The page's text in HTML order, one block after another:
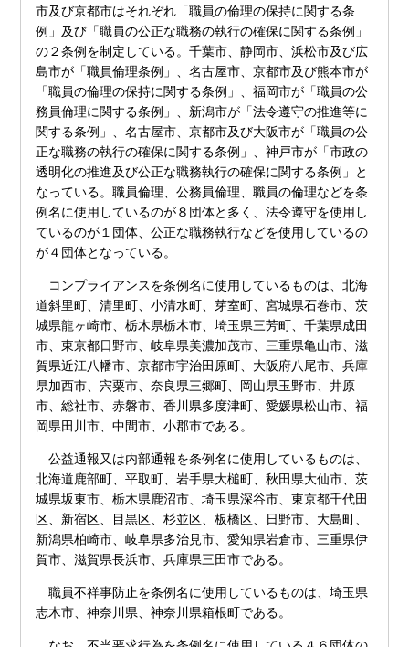
市及び京都市はそれぞれ「職員の倫理の保持に関する条
例」及び「職員の公正な職務の執行の確保に関する条例」
の２条例を制定している。千葉市、静岡市、浜松市及び広
島市が「職員倫理条例」、名古屋市、京都市及び熊本市が
「職員の倫理の保持に関する条例」、福岡市が「職員の公
務員倫理に関する条例」、新潟市が「法令遵守の推進等に
関する条例」、名古屋市、京都市及び大阪市が「職員の公
正な職務の執行の確保に関する条例」、神戸市が「市政の
透明化の推進及び公正な職務執行の確保に関する条例」と
なっている。職員倫理、公務員倫理、職員の倫理などを条
例名に使用しているのが８団体と多く、法令遵守を使用し
ているのが１団体、公正な職務執行などを使用しているの
が４団体となっている。
コンプライアンスを条例名に使用しているものは、北海
道斜里町、清里町、小清水町、芽室町、宮城県石巻市、茨
城県龍ヶ崎市、栃木県栃木市、埼玉県三芳町、千葉県成田
市、東京都日野市、岐阜県美濃加茂市、三重県亀山市、滋
賀県近江八幡市、京都市宇治田原町、大阪府八尾市、兵庫
県加西市、宍粟市、奈良県三郷町、岡山県玉野市、井原
市、総社市、赤磐市、香川県多度津町、愛媛県松山市、福
岡県田川市、中間市、小郡市である。
公益通報又は内部通報を条例名に使用しているものは、
北海道鹿部町、平取町、岩手県大槌町、秋田県大仙市、茨
城県坂東市、栃木県鹿沼市、埼玉県深谷市、東京都千代田
区、新宿区、目黒区、杉並区、板橋区、日野市、大島町、
新潟県柏崎市、岐阜県多治見市、愛知県岩倉市、三重県伊
賀市、滋賀県長浜市、兵庫県三田市である。
職員不祥事防止を条例名に使用しているものは、埼玉県
志木市、神奈川県、神奈川県箱根町である。